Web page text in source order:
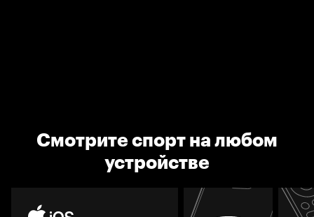
Смотрите спорт на любом
устройстве